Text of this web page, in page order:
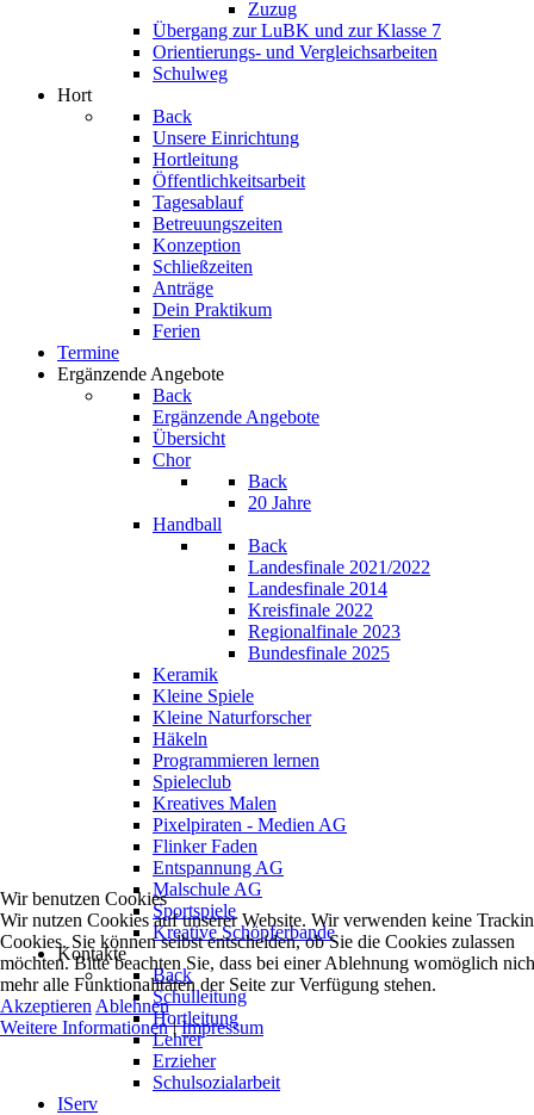
Zuzug
Übergang zur LuBK und zur Klasse 7
Orientierungs- und Vergleichsarbeiten
Schulweg
Hort
Back
Unsere Einrichtung
Hortleitung
Öffentlichkeitsarbeit
Tagesablauf
Betreuungszeiten
Konzeption
Schließzeiten
Anträge
Dein Praktikum
Ferien
Termine
Ergänzende Angebote
Back
Ergänzende Angebote
Übersicht
Chor
Back
20 Jahre
Handball
Back
Landesfinale 2021/2022
Landesfinale 2014
Kreisfinale 2022
Regionalfinale 2023
Bundesfinale 2025
Keramik
Kleine Spiele
Kleine Naturforscher
Häkeln
Programmieren lernen
Spieleclub
Kreatives Malen
Pixelpiraten - Medien AG
Flinker Faden
Entspannung AG
Malschule AG
Sportspiele
Kreative Schöpferbande
Kontakte
Back
Schulleitung
Hortleitung
Lehrer
Erzieher
Schulsozialarbeit
IServ
Wir benutzen Cookies
Wir nutzen Cookies auf unserer Website. Wir verwenden keine
Cookies. Sie können selbst entscheiden, ob Sie die Cookies zulassen
möchten. Bitte beachten Sie, dass bei einer Ablehnung womöglich
mehr alle Funktionalitäten der Seite zur Verfügung stehen.
Akzeptieren Ablehnen
Weitere Informationen|Impressum